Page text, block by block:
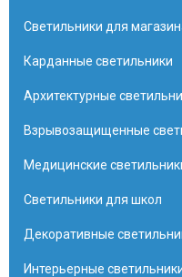
Светильники для
Карданные светильники
Архитектурные
Взрывозащищенные
Медицинские
Светильники для школ
Декоративные
Интерьерные